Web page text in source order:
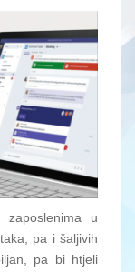
zaposlenima u
pa i šaljivih
pa bi htjeli